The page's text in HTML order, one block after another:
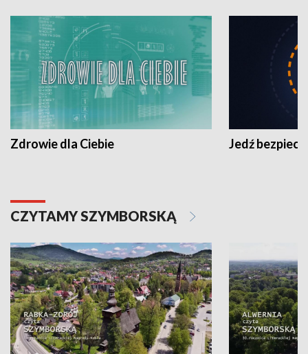
Zdrowie dla Ciebie Jedź
CZYTAMY SZYMBORSKĄ